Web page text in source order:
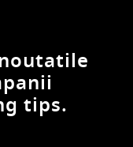
tips.